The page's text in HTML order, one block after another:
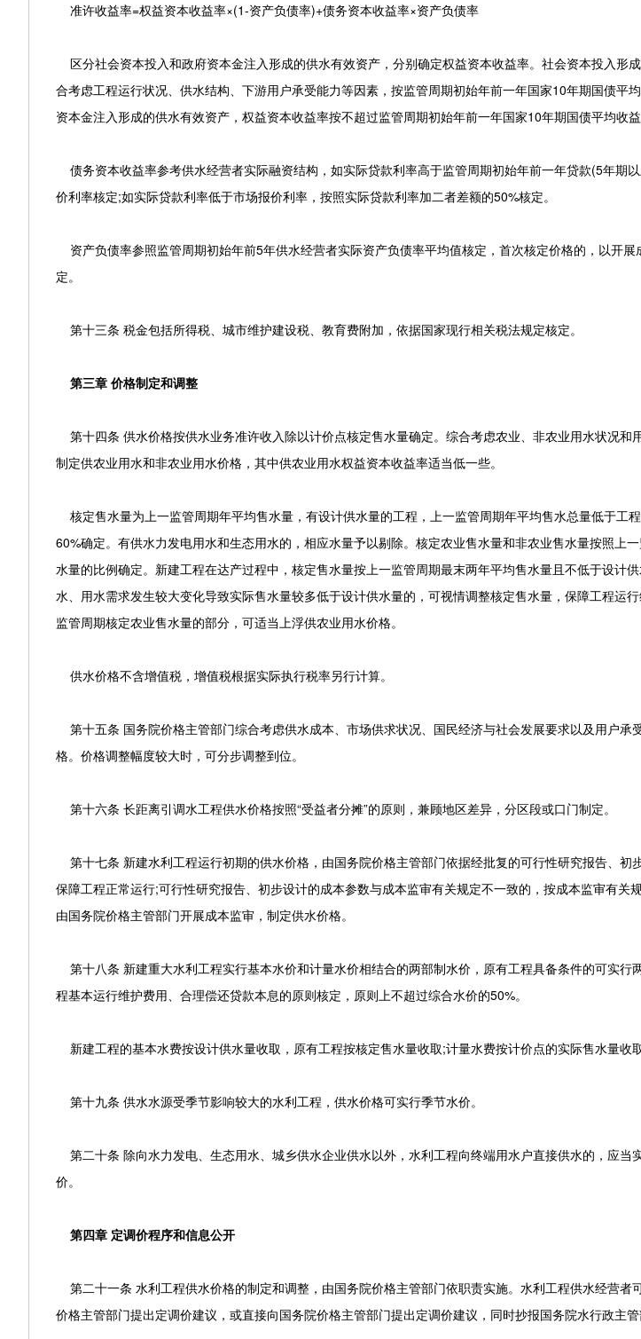
准许收益率=权益资本收益率×(1-资产负债率)+债务资本收益率×资产负债率
区分社会资本投入和政府资本金注入形成的供水有效资产，分别确定权益资本收益率。社会资本投入形
合考虑工程运行状况、供水结构、下游用户承受能力等因素，按监管周期初始年前一年国家10年期国债平
资本金注入形成的供水有效资产，权益资本收益率按不超过监管周期初始年前一年国家10年期国债平均收益
债务资本收益率参考供水经营者实际融资结构，如实际贷款利率高于监管周期初始年前一年贷款(5年期
价利率核定;如实际贷款利率低于市场报价利率，按照实际贷款利率加二者差额的50%核定。
资产负债率参照监管周期初始年前5年供水经营者实际资产负债率平均值核定，首次核定价格的，以开
定。
第十三条 税金包括所得税、城市维护建设税、教育费附加，依据国家现行相关税法规定核定。
第三章 价格制定和调整
第十四条 供水价格按供水业务准许收入除以计价点核定售水量确定。综合考虑农业、非农业用水状况和
制定供农业用水和非农业用水价格，其中供农业用水权益资本收益率适当低一些。
核定售水量为上一监管周期年平均售水量，有设计供水量的工程，上一监管周期年平均售水总量低于工
60%确定。有供水力发电用水和生态用水的，相应水量予以剔除。核定农业售水量和非农业售水量按照上
水量的比例确定。新建工程在达产过程中，核定售水量按上一监管周期最末两年平均售水量且不低于设计
水、用水需求发生较大变化导致实际售水量较多低于设计供水量的，可视情调整核定售水量，保障工程运
监管周期核定农业售水量的部分，可适当上浮供农业用水价格。
供水价格不含增值税，增值税根据实际执行税率另行计算。
第十五条 国务院价格主管部门综合考虑供水成本、市场供求状况、国民经济与社会发展要求以及用户承
格。价格调整幅度较大时，可分步调整到位。
第十六条 长距离引调水工程供水价格按照“受益者分摊”的原则，兼顾地区差异，分区段或口门制定。
第十七条 新建水利工程运行初期的供水价格，由国务院价格主管部门依据经批复的可行性研究报告、初
保障工程正常运行;可行性研究报告、初步设计的成本参数与成本监审有关规定不一致的，按成本监审有关
由国务院价格主管部门开展成本监审，制定供水价格。
第十八条 新建重大水利工程实行基本水价和计量水价相结合的两部制水价，原有工程具备条件的可实行
程基本运行维护费用、合理偿还贷款本息的原则核定，原则上不超过综合水价的50%。
新建工程的基本水费按设计供水量收取，原有工程按核定售水量收取;计量水费按计价点的实际售水量收取
第十九条 供水水源受季节影响较大的水利工程，供水价格可实行季节水价。
第二十条 除向水力发电、生态用水、城乡供水企业供水以外，水利工程向终端用水户直接供水的，应当
价。
第四章 定调价程序和信息公开
第二十一条 水利工程供水价格的制定和调整，由国务院价格主管部门依职责实施。水利工程供水经营者
价格主管部门提出定调价建议，或直接向国务院价格主管部门提出定调价建议，同时抄报国务院水行政主管